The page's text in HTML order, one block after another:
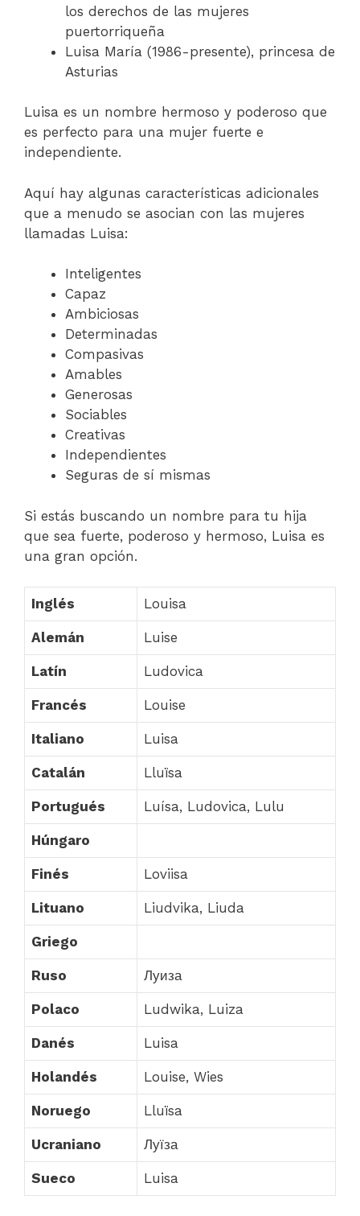
los derechos de las mujeres
puertorriqueña
Luisa María (1986-presente), princesa de
Asturias
Luisa es un nombre hermoso y poderoso que
es perfecto para una mujer fuerte e
independiente.
Aquí hay algunas características adicionales
que a menudo se asocian con las mujeres
llamadas Luisa:
Inteligentes
Capaz
Ambiciosas
Determinadas
Compasivas
Amables
Generosas
Sociables
Creativas
Independientes
Seguras de sí mismas
Si estás buscando un nombre para tu hija
que sea fuerte, poderoso y hermoso, Luisa es
una gran opción.
Inglés Louisa
Alemán Luise
Latín Ludovica
Francés Louise
Italiano Luisa
Catalán Lluïsa
Portugués Luísa, Ludovica, Lulu
Húngaro
Finés Loviisa
Lituano Liudvika, Liuda
Griego
Ruso Луиза
Polaco Ludwika, Luiza
Danés Luisa
Holandés Louise, Wies
Noruego Lluïsa
Ucraniano Луїза
Sueco Luisa